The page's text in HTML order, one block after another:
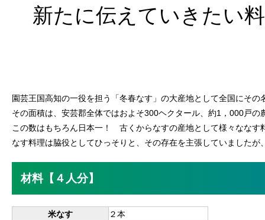
新たに伝えていきたい
園芸王国高知の一役を担う「冬春なす」の大産地として全国にその
その面積は、安芸郡全体ではおよそ300ヘクタール、約1，000戸
この数はもちろん日本一！ 古くからなすの産地として様々ななす
なす料理は脇役としてひっそりと、その存在を主張していました
材料【４人分】
米なす
２本